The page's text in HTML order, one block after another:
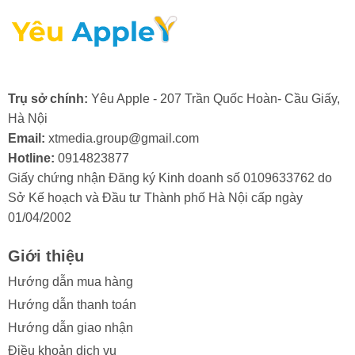
- Việc không vệ sinh điện thoại thường xuyên có thể
dẫn đến sự tích tụ bụi bẩn trong các linh kiện và lớp lót
vẫn có sai sót về sản phẩm. Đôi khi iPhone mà bạn
mua phải bị lỗi phản quang không vì tác động bên
ngoài mà đến từ chính lỗi nhà sản xuất.
-Khi iPhone tiếp xúc với chất lỏng, nước có thể thấm
vào lớp phản quang. Nếu không được làm khô nhanh
chóng, lớp lót phản quang iPhone SE 2020 sẽ bị hỏng.
3. Khi nào bạn cần thay phản quang
màn hình iPhone SE 2020?
Trụ sở chính: Yêu Apple - 207 Trần Quốc Hoàn- Cầu Giấy,
Hà Nội
Email: xtmedia.group@gmail.com
Hotline: 0914823877
Giấy chứng nhận Đăng ký Kinh doanh số 0109633762 do
Sở Kế hoạch và Đầu tư Thành phố Hà Nội cấp ngày
01/04/2002
Giới thiệu
Hướng dẫn mua hàng
Hướng dẫn thanh toán
Hướng dẫn giao nhận
Điều khoản dịch vụ